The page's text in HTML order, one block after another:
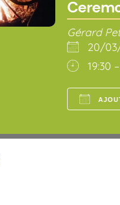
Gérard
20/
19:30